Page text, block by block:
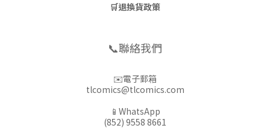
🛒退換貨政策
📞聯絡我們
✉️電子郵箱
tlcomics@tlcomics.com
📱WhatsApp
(852) 9558 8661